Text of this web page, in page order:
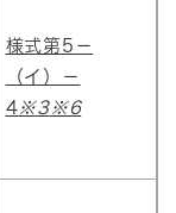
様式第5－
（イ）－
4 ※3※6